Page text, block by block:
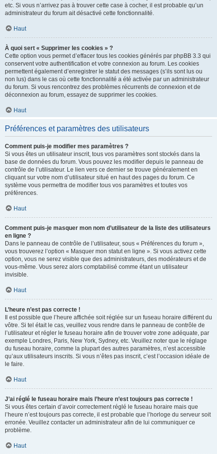
etc. Si vous n’arrivez pas à trouver cette case à cocher, il est probable qu’un
administrateur du forum ait désactivé cette fonctionnalité.
Haut
À quoi sert « Supprimer les cookies » ?
Cette option vous permet d’effacer tous les cookies générés par phpBB 3.3 qui
conservent votre authentification et votre connexion au forum. Les cookies
permettent également d’enregistrer le statut des messages (s’ils sont lus ou
non lus) dans le cas où cette fonctionnalité a été activée par un administrateur
du forum. Si vous rencontrez des problèmes récurrents de connexion et de
déconnexion au forum, essayez de supprimer les cookies.
Haut
Préférences et paramètres des utilisateurs
Comment puis-je modifier mes paramètres ?
Si vous êtes un utilisateur inscrit, tous vos paramètres sont stockés dans la
base de données du forum. Vous pouvez les modifier depuis le panneau de
contrôle de l’utilisateur. Le lien vers ce dernier se trouve généralement en
cliquant sur votre nom d’utilisateur situé en haut des pages du forum. Ce
système vous permettra de modifier tous vos paramètres et toutes vos
préférences.
Haut
Comment puis-je masquer mon nom d’utilisateur de la liste des utilisateurs
en ligne ?
Dans le panneau de contrôle de l’utilisateur, sous « Préférences du forum »,
vous trouverez l’option « Masquer mon statut en ligne ». Si vous activez cette
option, vous ne serez visible que des administrateurs, des modérateurs et de
vous-même. Vous serez alors comptabilisé comme étant un utilisateur
invisible.
Haut
L’heure n’est pas correcte !
Il est possible que l’heure affichée soit réglée sur un fuseau horaire différent du
vôtre. Si tel était le cas, veuillez vous rendre dans le panneau de contrôle de
l’utilisateur et régler le fuseau horaire afin de trouver votre zone adéquate, par
exemple Londres, Paris, New York, Sydney, etc. Veuillez noter que le réglage
du fuseau horaire, comme la plupart des autres paramètres, n’est accessible
qu’aux utilisateurs inscrits. Si vous n’êtes pas inscrit, c’est l’occasion idéale de
le faire.
Haut
J’ai réglé le fuseau horaire mais l’heure n’est toujours pas correcte !
Si vous êtes certain d’avoir correctement réglé le fuseau horaire mais que
l’heure n’est toujours pas correcte, il est probable que l’horloge du serveur soit
erronée. Veuillez contacter un administrateur afin de lui communiquer ce
problème.
Haut